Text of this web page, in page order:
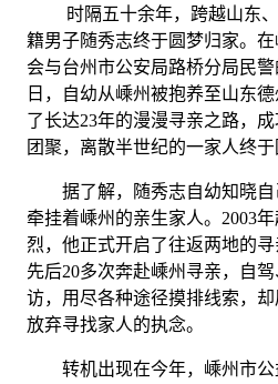
时隔五十余年，跨越山东、
籍男子随秀志终于圆梦归家。
会与台州市公安局路桥分局民
日，自幼从嵊州被抱养至山东
了长达23年的漫漫寻亲之路，
团聚，离散半世纪的一家人终于
据了解，随秀志自幼知晓自
牵挂着嵊州的亲生家人。2003
烈，他正式开启了往返两地的
先后20多次奔赴嵊州寻亲，自
访，用尽各种途径摸排线索，
放弃寻找家人的执念。
转机出现在今年，嵊州市公